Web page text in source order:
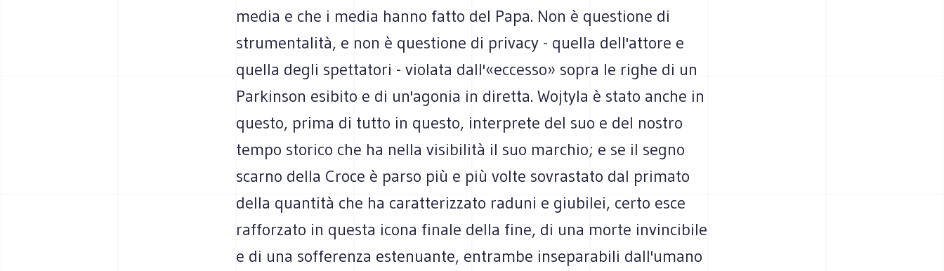
media e che i media hanno fatto del Papa. Non è questione di
strumentalità, e non è questione di privacy - quella dell'attore e
quella degli spettatori - violata dall'«eccesso» sopra le righe di un
Parkinson esibito e di un'agonia in diretta. Wojtyla è stato anche in
questo, prima di tutto in questo, interprete del suo e del nostro
tempo storico che ha nella visibilità il suo marchio; e se il segno
scarno della Croce è parso più e più volte sovrastato dal primato
della quantità che ha caratterizzato raduni e giubilei, certo esce
rafforzato in questa icona finale della fine, di una morte invincibile
e di una sofferenza estenuante, entrambe inseparabili dall'umano